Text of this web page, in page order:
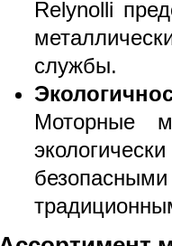
Relynolli
службы.
Моторные